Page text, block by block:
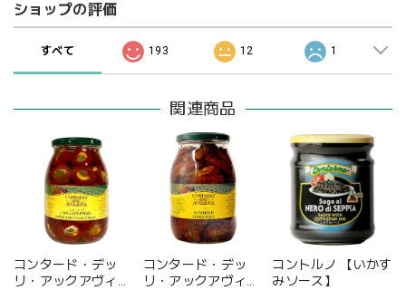
ショップの評価
すべて 193 12 1
関連商品
コンタード・デッ
リ・アックアヴィー
コンタード・デッ
リ・アックアヴィー
コントルノ 【いかす
みソース】